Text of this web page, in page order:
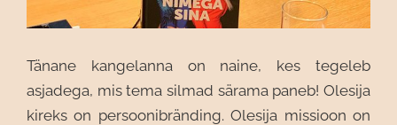
Tänane kangelanna on naine, kes tegeleb
asjadega, mis tema silmad särama paneb! Olesija
kireks on persoonibränding. Olesija missioon on